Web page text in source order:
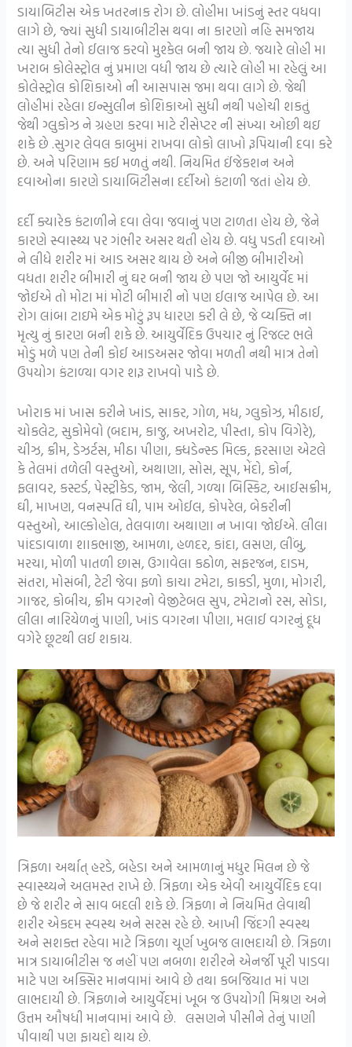
ડાયાબિટીસ એક ખતરનાક રોગ છે. લોહીમા ખાંડનું સ્તર વધવા
લાગે છે, જ્યાં સુધી ડાયાબીટીસ થવા ના કારણો નહિ સમજાય
ત્યા સુધી તેનો ઈલાજ કરવો મુશ્કેલ બની જાય છે. જયારે લોહી મા
ખરાબ કોલેસ્ટ્રોલ નું પ્રમાણ વધી જાય છે ત્યારે લોહી મા રહેલું આ
કોલેસ્ટ્રોલ કોશિકાઓ ની આસપાસ જમા થવા લાગે છે. જેથી
લોહીમાં રહેલા ઇન્સુલીન કોશિકાઓ સુધી નથી પહોચી શકતું
જેથી ગ્લુકોઝ ને ગ્રહણ કરવા માટે રીસેપ્ટર ની સંખ્યા ઓછી થઇ
શકે છે .સુગર લેવલ કાબુમાં રાખવા લોકો લાખો રૂપિયાની દવા કરે
છે. અને પરિણામ કઈ મળતું નથી. નિયમિત ઈંજેકશન અને
દવાઓના કારણે ડાયાબિટીસના દર્દીઓ કંટાળી જતાં હોય છે.
દર્દી ક્યારેક કંટાળીને દવા લેવા જવાનું પણ ટાળતા હોય છે, જેને
કારણે સ્વાસ્થ્ય પર ગંભીર અસર થતી હોય છે. વધુ પડતી દવાઓ
ને લીધે શરીર માં આડ અસર થાય છે અને બીજી બીમારીઓ
વધતા શરીર બીમારી નું ઘર બની જાય છે પણ જો આયુર્વેદ માં
જોઈએ તો મોટા માં મોટી બીમારી નો પણ ઈલાજ આપેલ છે. આ
રોગ લાંબા ટાઇમે એક મોટું રૂપ ધારણ કરી લે છે, જે વ્યક્તિ ના
મૃત્યુ નું કારણ બની શકે છે. આયુર્વેદિક ઉપચાર નું રિજલ્ટ ભલે
મોડું મળે પણ તેની કોઈ આડઅસર જોવા મળતી નથી માત્ર તેનો
ઉપયોગ કંટાળ્યા વગર શરૂ રાખવો પાડે છે.
ખોરાક માં ખાસ કરીને ખાંડ, સાકર, ગોળ, મધ, ગ્લુકોઝ, મીઠાઈ,
ચોકલેટ, સુકોમેવો (બદામ, કાજુ, અખરોટ, પીસ્તા, કોપ વિગેરે),
ચીઝ, ક્રીમ, ડેઝર્ટસ, મીઠા પીણા, ક્ધડેન્સ્ડ મિલ્ક, ફરસાણ એટલે
કે તેલમાં તળેલી વસ્તુઓ, અથાણા, સોસ, સૂપ, મેંદો, કોર્ન,
ફલાવર, કસ્ટર્ડ, પેસ્ટ્રીકેડ, જામ, જેલી, ગળ્યા બિસ્કિટ, આઈસક્રીમ,
ઘી, માખણ, વનસ્પતિ ઘી, પામ ઓઈલ, કોપરેલ, બેકરીની
વસ્તુઓ, આલ્કોહોલ, તેલવાળા અથાણા ન ખાવા જોઈએ. લીલા
પાંદડાવાળા શાકભાજી, આમળા, હળદર, કાંદા, લસણ, લીંબુ,
મરચા, મોળી પાતળી છાસ, ઉગાવેલા કઠોળ, સફરજન, દાડમ,
સંતરા, મોસંબી, ટેટી જેવા ફળો કાચા ટમેટા, કાકડી, મુળા, મોગરી,
ગાજર, કોબીચ, ક્રીમ વગરનો વેજીટેબલ સુપ, ટમેટાનો રસ, સોડા,
લીલા નારિયેળનું પાણી, ખાંડ વગરના પીણા, મલાઈ વગરનું દૂધ
વગેરે છૂટથી લઈ શકાય.
ત્રિફળા અર્થાત્ હરડે, બહેડા અને આમળાનું મધુર મિલન છે જે
સ્વાસ્થ્યને અલમસ્ત રાખે છે. ત્રિફળા એક એવી આયુર્વેદિક દવા
છે જે શરીર ને સાવ બદલી શકે છે. ત્રિફળા ને નિયમિત લેવાથી
શરીર એકદમ સ્વસ્થ અને સરસ રહે છે. આખી જિંદગી સ્વસ્થ
અને સશક્ત રહેવા માટે ત્રિફળા ચૂર્ણ ખુબજ લાભદાયી છે. ત્રિફળા
માત્ર ડાયાબીટીસ જ નહીં પણ નબળા શરીરને એનર્જી પૂરી પાડવા
માટે પણ અક્સિર માનવામાં આવે છે તથા કબજિયાત માં પણ
લાભદાયી છે. ત્રિફળાને આયુર્વેદમાં ખૂબ જ ઉપયોગી મિશ્રણ અને
ઉત્તમ ઔષધી માનવામાં આવે છે. લસણને પીસીને તેનું પાણી
પીવાથી પણ ફાયદો થાય છે.